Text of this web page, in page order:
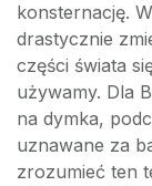
konsternację.
drastycznie
części świata
używamy. Dla
na dymka,
uznawane za
zrozumieć ten